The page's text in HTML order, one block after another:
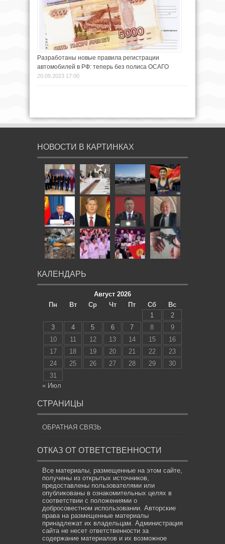
Разработаны новые правила регистрации
автомобилей в РФ: теперь без полиса ОСАГО
20.09.2023 17:00
НОВОСТИ В КАРТИНКАХ
КАЛЕНДАРЬ
Август 2026
Пн
Вт Ср Чт Пт Сб
Вс
1
2
3
4 5 6 7 8
9
10
11 12 13 14 15
16
17
18 19 20 21 22
23
24
25 26 27 28 29
30
31
« Июл
СТРАНИЦЫ
ОБРАТНАЯ СВЯЗЬ
ОТКАЗ ОТ ОТВЕТСТВЕННОСТИ
Все материалы, размещенные на этом сайте,
получены из открытых источников,
предоставлены пользователями или
опубликованы в ознакомительных целях в
соответствии с положениями о
добросовестном использовании. Авторские
права на размещенные материалы
принадлежат их владельцам. Администрация
сайта не несет ответственности за
содержание материалов и их возможное